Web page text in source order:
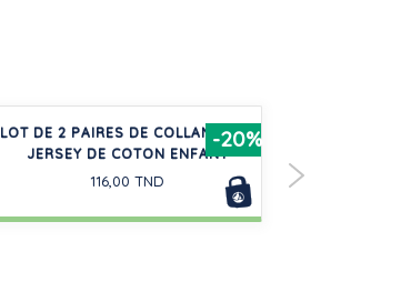
-20%
LOT DE 2 PAIRES DE COLLANTS EN
JERSEY DE COTON ENFANT
116,00 TND